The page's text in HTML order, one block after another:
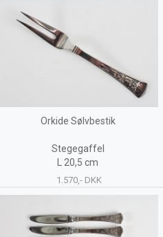
Orkide Sølvbestik
Stegegaffel
L 20,5 cm
1.570,- DKK